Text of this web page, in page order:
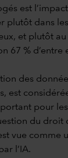
est
plutôt dans
et plutôt
67 % d’entre
des
est
pour
du droit
vue comme
l’IA.